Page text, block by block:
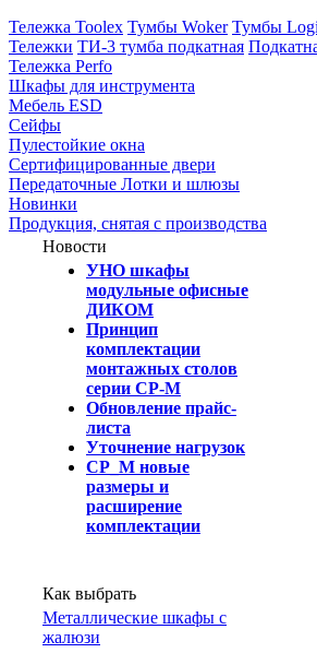
Тележка Toolex Тумбы Woker Тумбы
Тележки ТИ-3 тумба подкатная
Тележка Perfo
Шкафы для инструмента
Мебель ESD
Сейфы
Пулестойкие окна
Сертифицированные двери
Передаточные Лотки и шлюзы
Новинки
Продукция, снятая с производства
Новости
УНО шкафы
модульные офисные
ДИКОМ
Принцип
комплектации
монтажных столов
серии СР-М
Обновление прайс-
листа
Уточнение нагрузок
СР_М новые
размеры и
расширение
комплектации
Как выбрать
Металлические шкафы с
жалюзи